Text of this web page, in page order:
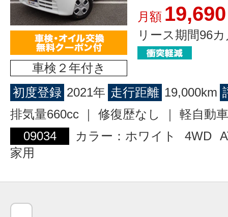
車検２年付き
月額 19,690
リース期間96
初度登録 2021年 走行距離 19,000km
排気量660cc ｜ 修復歴なし ｜ 軽自動車
09034
カラー：ホワイト 4WD
家用